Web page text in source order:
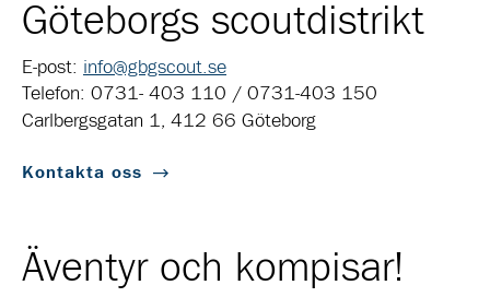
Göteborgs scoutdistrikt
E-post: info@gbgscout.se
Telefon: 0731- 403 110 / 0731-403 150
Carlbergsgatan 1, 412 66 Göteborg
Kontakta oss
Äventyr och kompisar!